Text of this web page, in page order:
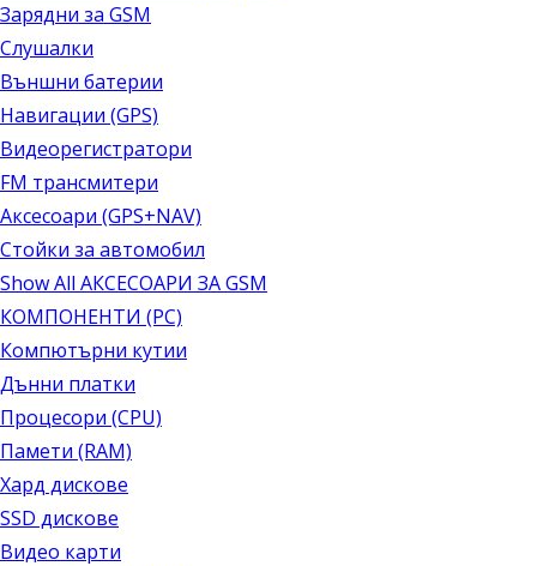
Зарядни за GSM
Слушалки
Външни батерии
Навигации (GPS)
Видеорегистратори
FM трансмитери
Аксесоари (GPS+NAV)
Стойки за автомобил
Show All АКСЕСОАРИ ЗА GSM
КОМПОНЕНТИ (PC)
Компютърни кутии
Дънни платки
Процесори (CPU)
Памети (RAM)
Хард дискове
SSD дискове
Видео карти